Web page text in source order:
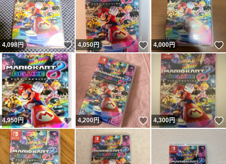
4,098円 いいね！
4,050円 いいね！
4,000円
4,950円 いいね！
4,200円 いいね！
4,300円